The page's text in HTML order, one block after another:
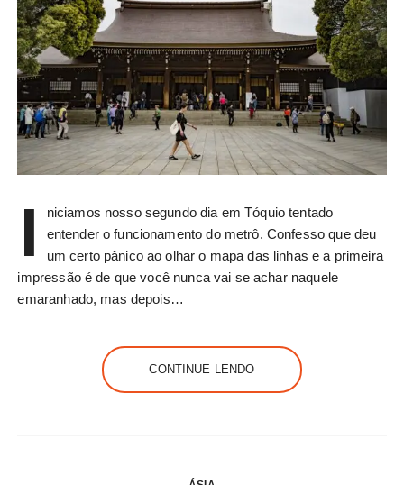
I
niciamos nosso segundo dia em Tóquio tentado
entender o funcionamento do metrô. Confesso que deu
um certo pânico ao olhar o mapa das linhas e a primeira
impressão é de que você nunca vai se achar naquele
emaranhado, mas depois…
CONTINUE LENDO